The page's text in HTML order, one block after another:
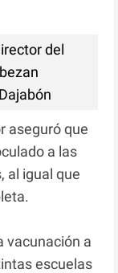
del
aseguró que
a las
al igual que
vacunación a
escuelas